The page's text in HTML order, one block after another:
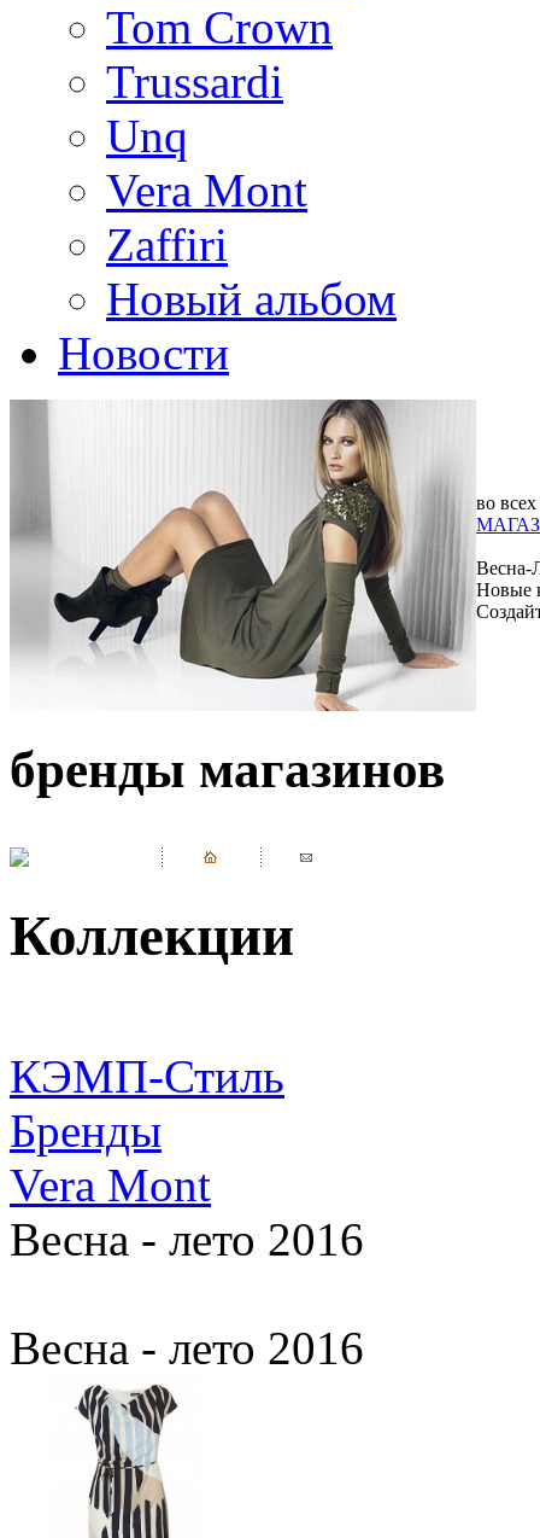
Tom Crown
Trussardi
Unq
Vera Mont
Zaffiri
Новый альбом
Новости
во всех
Весна-
Новые
бренды магазинов
Коллекции
КЭМП-Стиль
Бренды
Vera Mont
Весна - лето 2016
Весна - лето 2016